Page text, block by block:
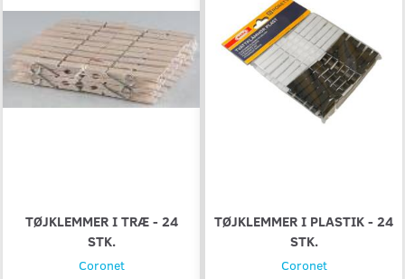
TØJKLEMMER I TRÆ - 24
STK.
Coronet
TØJKLEMMER I PLASTIK - 24
STK.
Coronet